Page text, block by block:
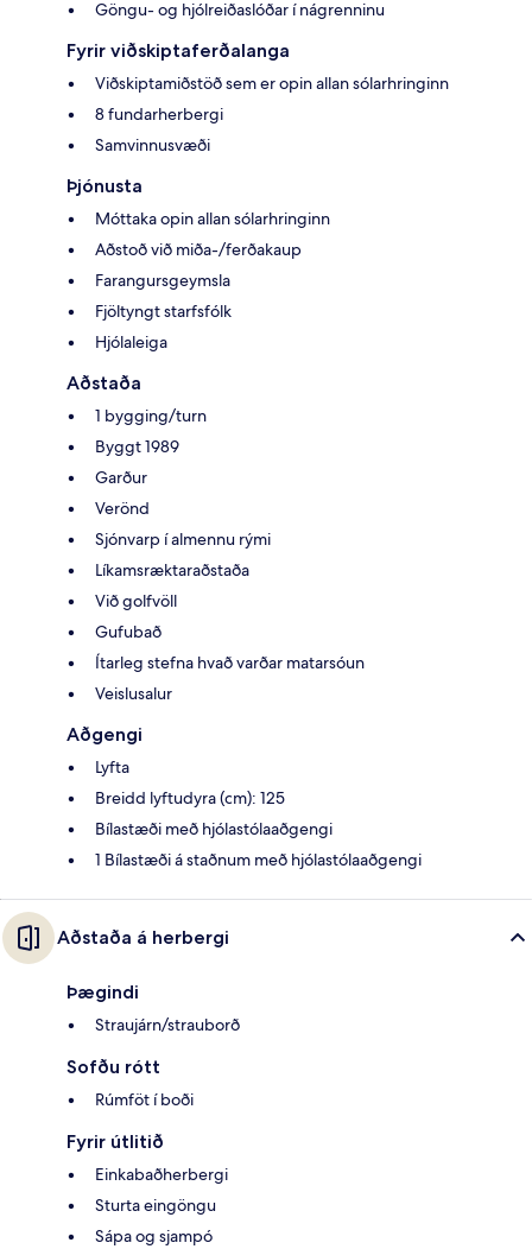
Göngu- og hjólreiðaslóðar í nágrenninu
Fyrir viðskiptaferðalanga
Viðskiptamiðstöð sem er opin allan sólarhringinn
8 fundarherbergi
Samvinnusvæði
Þjónusta
Móttaka opin allan sólarhringinn
Aðstoð við miða-/ferðakaup
Farangursgeymsla
Fjöltyngt starfsfólk
Hjólaleiga
Aðstaða
1 bygging/turn
Byggt 1989
Garður
Verönd
Sjónvarp í almennu rými
Líkamsræktaraðstaða
Við golfvöll
Gufubað
Ítarleg stefna hvað varðar matarsóun
Veislusalur
Aðgengi
Lyfta
Breidd lyftudyra (cm): 125
Bílastæði með hjólastólaaðgengi
1 Bílastæði á staðnum með hjólastólaaðgengi
Aðstaða á herbergi
Þægindi
Straujárn/strauborð
Sofðu rótt
Rúmföt í boði
Fyrir útlitið
Einkabaðherbergi
Sturta eingöngu
Sápa og sjampó